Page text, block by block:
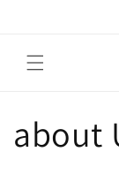
about